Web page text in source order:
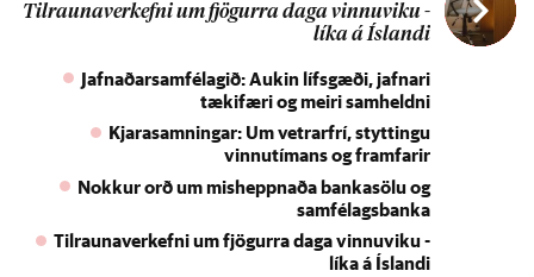
Til­rauna­verk­efni um fjög­urra daga vinnu­viku -
líka á Ís­landi
Jafnaðarsamfélagið: Aukin lífsgæði, jafnari
tækifæri og meiri samheldni
Kjarasamningar: Um vetrarfrí, styttingu
vinnutímans og framfarir
Nokkur orð um misheppnaða bankasölu og
samfélagsbanka
Tilraunaverkefni um fjögurra daga vinnuviku -
líka á Íslandi